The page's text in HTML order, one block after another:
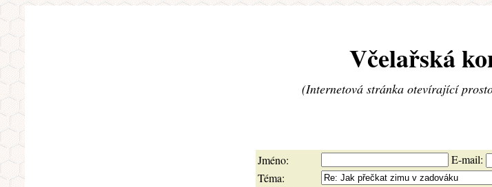
Včelařská
(Internetová stránka otevírající
Jméno:
E-mail:
Téma: